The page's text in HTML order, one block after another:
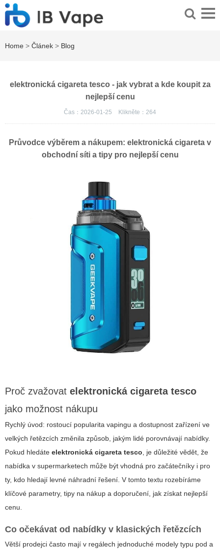
Home > Článek > Blog
elektronická cigareta tesco - jak vybrat a kde koupit za
nejlepší cenu
Čas：2026-01-25 Klikněte： 264
Průvodce výběrem a nákupem: elektronická cigareta v
obchodní síti a tipy pro nejlepší cenu
Proč zvažovat elektronická cigareta tesco
jako možnost nákupu
Rychlý úvod: rostoucí popularita vapingu a dostupnost zařízení ve
velkých řetězcích změnila způsob, jakým lidé porovnávají nabídky.
Pokud hledáte elektronická cigareta tesco, je důležité vědět, že
nabídka v supermarketech může být vhodná pro začátečníky i pro
ty, kdo hledají levné náhradní řešení. V tomto textu rozebíráme
klíčové parametry, tipy na nákup a doporučení, jak získat nejlepší
cenu.
Co očekávat od nabídky v klasických řetězcích
Větší prodejci často mají v regálech jednoduché modely typu pod a